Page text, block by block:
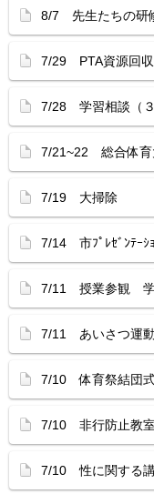
8/7 先生たちの研
7/29 PTA資源回収
7/28 学習相談（３
7/21~22 総合体育
7/19 大掃除
7/14 市ﾌﾟﾚｾﾞﾝﾃｰｼ
7/11 授業参観 学
7/11 あいさつ運動
7/10 体育祭結団
7/10 非行防止教室
7/10 性に関する